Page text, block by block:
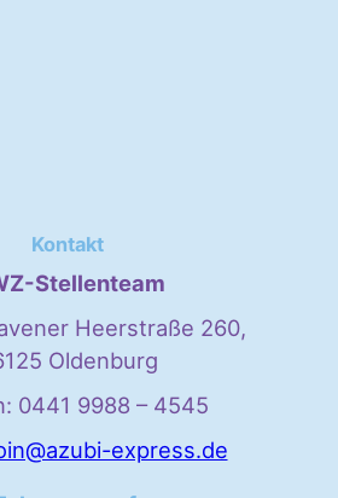
Kontakt
Stellenteam
Heerstraße 260,
Oldenburg
0441 9988 – 4545
express.de